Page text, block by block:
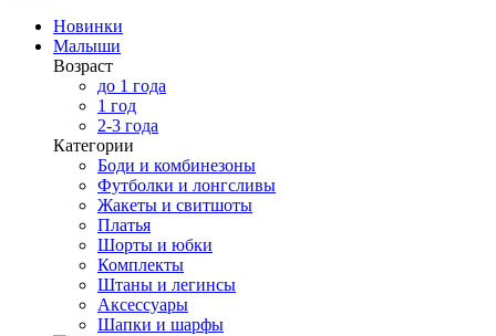
Новинки
Малыши
Возраст
до 1 года
1 год
2-3 года
Категории
Боди и комбинезоны
Футболки и лонгсливы
Жакеты и свитшоты
Платья
Шорты и юбки
Комплекты
Штаны и легинсы
Аксессуары
Шапки и шарфы